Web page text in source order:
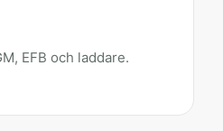
EFB och laddare.